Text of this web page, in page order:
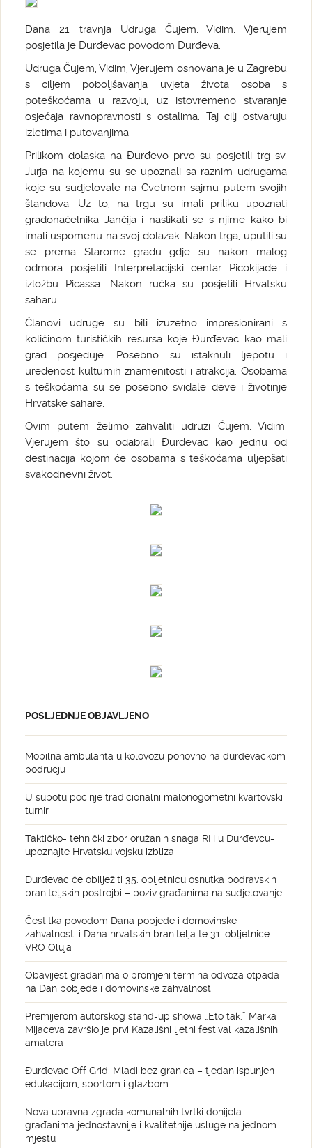
Dana 21. travnja Udruga Čujem, Vidim, Vjerujem
posjetila je Đurđevac povodom Đurđeva.
Udruga Čujem, Vidim, Vjerujem osnovana je u Zagrebu
s ciljem poboljšavanja uvjeta života osoba s
poteškoćama u razvoju, uz istovremeno stvaranje
osjećaja ravnopravnosti s ostalima. Taj cilj ostvaruju
izletima i putovanjima.
Prilikom dolaska na Đurđevo prvo su posjetili trg sv.
Jurja na kojemu su se upoznali sa raznim udrugama
koje su sudjelovale na Cvetnom sajmu putem svojih
štandova. Uz to, na trgu su imali priliku upoznati
gradonačelnika Jančija i naslikati se s njime kako bi
imali uspomenu na svoj dolazak. Nakon trga, uputili su
se prema Starome gradu gdje su nakon malog
odmora posjetili Interpretacijski centar Picokijade i
izložbu Picassa. Nakon ručka su posjetili Hrvatsku
saharu.
Članovi udruge su bili izuzetno impresionirani s
količinom turističkih resursa koje Đurđevac kao mali
grad posjeduje. Posebno su istaknuli ljepotu i
uređenost kulturnih znamenitosti i atrakcija. Osobama
s teškoćama su se posebno sviđale deve i životinje
Hrvatske sahare.
Ovim putem želimo zahvaliti udruzi Čujem, Vidim,
Vjerujem što su odabrali Đurđevac kao jednu od
destinacija kojom će osobama s teškoćama uljepšati
svakodnevni život.
POSLJEDNJE OBJAVLJENO
Mobilna ambulanta u kolovozu ponovno na đurđevačkom
području
U subotu počinje tradicionalni malonogometni kvartovski
turnir
Taktičko- tehnički zbor oružanih snaga RH u Đurđevcu-
upoznajte Hrvatsku vojsku izbliza
Đurđevac će obilježiti 35. obljetnicu osnutka podravskih
braniteljskih postrojbi – poziv građanima na sudjelovanje
Čestitka povodom Dana pobjede i domovinske
zahvalnosti i Dana hrvatskih branitelja te 31. obljetnice
VRO Oluja
Obavijest građanima o promjeni termina odvoza otpada
na Dan pobjede i domovinske zahvalnosti
Premijerom autorskog stand-up showa „Eto tak.” Marka
Mijaceva završio je prvi Kazališni ljetni festival kazališnih
amatera
Đurđevac Off Grid: Mladi bez granica – tjedan ispunjen
edukacijom, sportom i glazbom
Nova upravna zgrada komunalnih tvrtki donijela
građanima jednostavnije i kvalitetnije usluge na jednom
mjestu